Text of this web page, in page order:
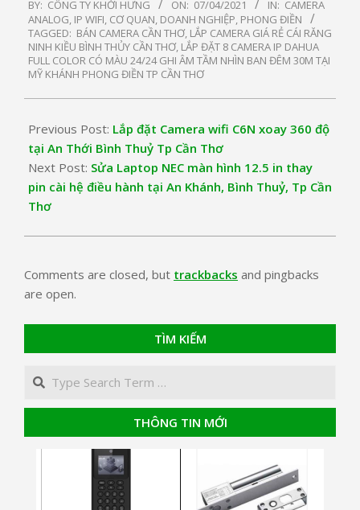
04-
07
BY: CÔNG TY KHỞI HƯNG ON: 07/04/2021 IN: CAMERA
ANALOG, IP WIFI CƠ QUAN, DOANH NGHIỆP PHONG ĐIỀN
TAGGED: BÁN CAMERA CẦN THƠ, LẮP CAMERA GIÁ RẺ CÁI RĂNG
NINH KIỀU BÌNH THỦY CẦN THƠ, LẮP ĐẶT 8 CAMERA IP DAHUA
FULL COLOR CÓ MÀU 24/24 GHI ÂM TẦM NHÌN BAN ĐÊM 30M TẠI
MỸ KHÁNH PHONG ĐIỀN TP CẦN THƠ
Previous Post: Lắp đặt Camera wifi C6N xoay 360 độ
tại An Thới Bình Thuỷ Tp Cần Thơ
Next Post: Sửa Laptop NEC màn hình 12.5 in thay
pin cài hệ điều hành tại An Khánh, Bình Thuỷ, Tp Cần
Thơ
Comments are closed, but trackbacks and pingbacks
are open.
TÌM KIẾM
Search
THÔNG TIN MỚI